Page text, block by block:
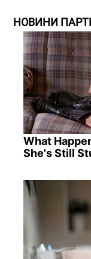
НОВИНИ
What
She's Still